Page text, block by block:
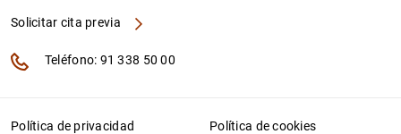
Solicitar cita previa
Teléfono: 91 338 50 00
Política de privacidad Política de cookies